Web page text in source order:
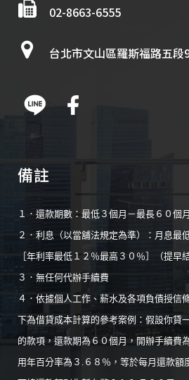
02-8663-6555
台北市文山區羅斯福路五段
備註
１．還款期數：最低３個月－最長６０個月
２．利息（以當舖法規定為準）：月息最
［年利率最低１２％最高３０％］（提早
３．無任何代辦手續費
４．依據個人工作、薪水及各項負債授信
下為借貸成本計算的參考案例：假設你貸
的款項，還款期為６０個月，開辦手續費
用年百分率為３.６８％，等於每月還款額